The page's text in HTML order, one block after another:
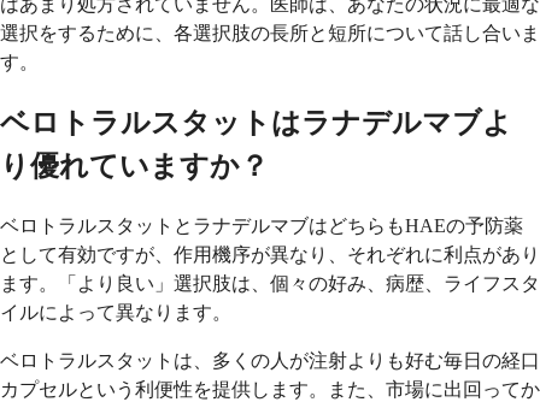
はあまり処方されていません。医師は、あなたの状況に最適な
選択をするために、各選択肢の長所と短所について話し合いま
す。
ベロトラルスタットはラナデルマブよ
り優れていますか？
ベロトラルスタットとラナデルマブはどちらもHAEの予防薬
として有効ですが、作用機序が異なり、それぞれに利点があり
ます。「より良い」選択肢は、個々の好み、病歴、ライフスタ
イルによって異なります。
ベロトラルスタットは、多くの人が注射よりも好む毎日の経口
カプセルという利便性を提供します。また、市場に出回ってか